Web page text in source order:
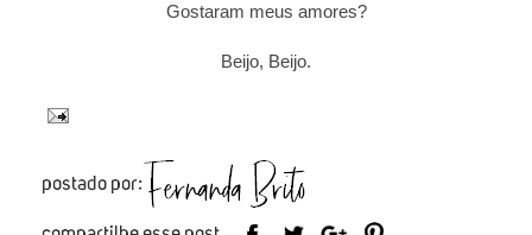
Gostaram meus amores?
Beijo, Beijo.